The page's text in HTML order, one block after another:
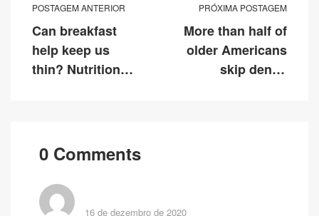
POSTAGEM ANTERIOR
Can breakfast
help keep us
thin? Nutrition
PRÓXIMA POSTAGEM
More than half of
older Americans
skip dental
0 Comments
16 de dezembro de 2020